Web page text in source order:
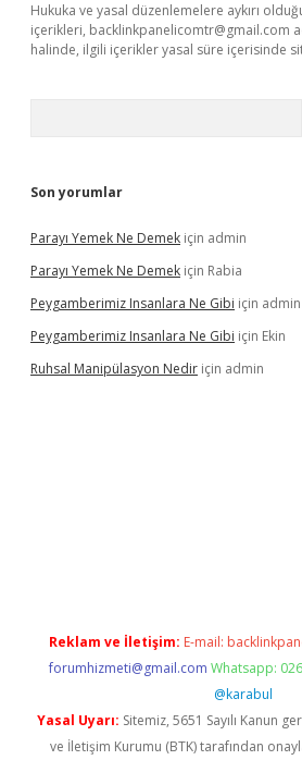
Hukuka ve yasal düzenlemelere aykırı
içerikleri, backlinkpanelicomtr@gmail.com
halinde, ilgili içerikler yasal süre içerisinde
Son yorumlar
Parayı Yemek Ne Demek için admin
Parayı Yemek Ne Demek için Rabia
Peygamberimiz Insanlara Ne Gibi için admin
Peygamberimiz Insanlara Ne Gibi için Ekin
Ruhsal Manipülasyon Nedir için admin
Reklam ve İletişim: E-mail:
forumhizmeti@gmail.com Whatsapp:
@karabul
Yasal Uyarı: Sitemiz, 5651 Sayılı Kanun
ve İletişim Kurumu (BTK) tarafından